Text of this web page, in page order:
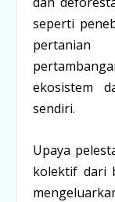
seperti
ekosistem
sendiri.
Upaya
kolektif dari